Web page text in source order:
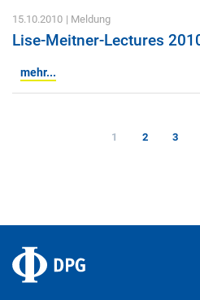
15.10.2010 | Meldung
Lise-Meitner-Lectures
mehr...
1 2 3